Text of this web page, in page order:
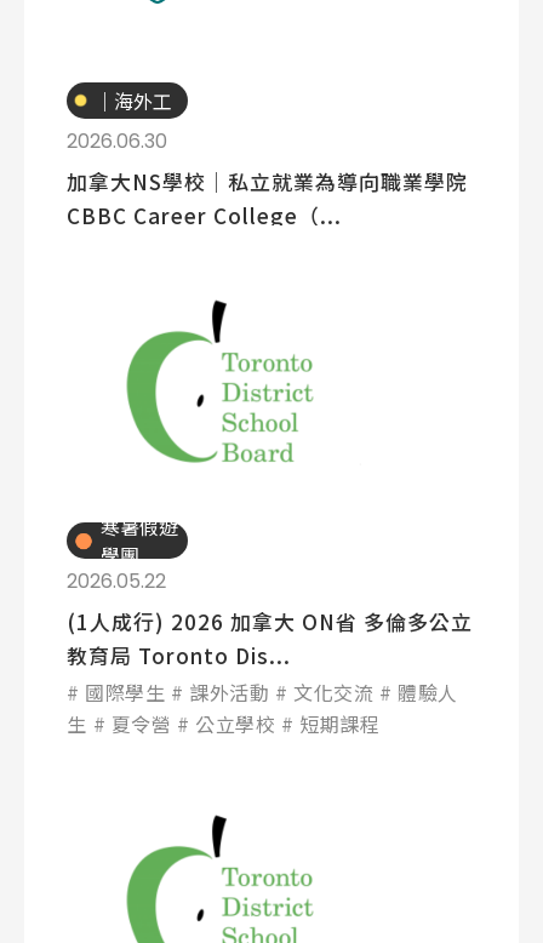
熱門搜尋：
加拿大RO 任意門 遊學團
教育學區
Pathway
最新優惠
Program 課程選擇
｜海外工
讀
2026.06.30
加拿大NS學校│私立就業為導向職業學院
CBBC Career College（...
寒暑假遊
學團
2026.05.22
(1人成行) 2026 加拿大 ON省 多倫多公立
教育局 Toronto Dis...
國際學生 課外活動 文化交流
體驗人
生
夏令營 公立學校 短期課程